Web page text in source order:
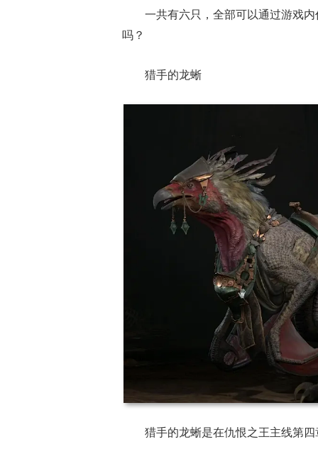
同质化的内
一共有六只，全部可以通过游戏
吗？
猎手的龙蜥
猎手的龙蜥是在仇恨之王主线第
17周年庆典 争
爆开启